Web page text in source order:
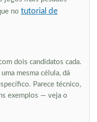
no tutorial de
dois candidatos cada.
mesma célula, dá
Parece técnico,
exemplos — veja o